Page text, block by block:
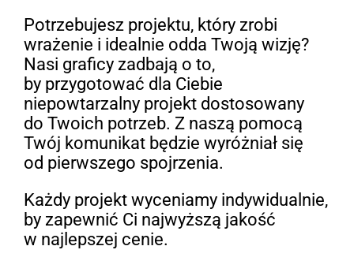
Potrzebujesz projektu, który zrobi
wrażenie i idealnie odda Twoją wizję?
Nasi graficy zadbają o to,
by przygotować dla Ciebie
niepowtarzalny projekt dostosowany
do Twoich potrzeb. Z naszą pomocą
Twój komunikat będzie wyróżniał się
od pierwszego spojrzenia.
Każdy projekt wyceniamy indywidualnie,
by zapewnić Ci najwyższą jakość
w najlepszej cenie.